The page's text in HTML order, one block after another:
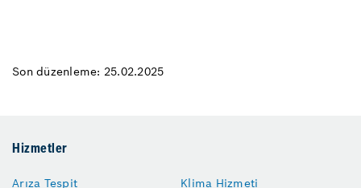
Son düzenleme: 25.02.2025
Hizmetler
Arıza Tespit
Klima Hizmeti